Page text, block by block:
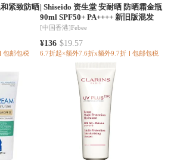
紧致防晒
包邮包税
|Shiseido 资生堂 安耐晒 防晒霜金瓶
90ml SPF50+ PA++++ 新旧版混发
[中国香港]Febee
¥136 $19.57
6.7折起×额外7.6折x额外9.7折 包邮包税